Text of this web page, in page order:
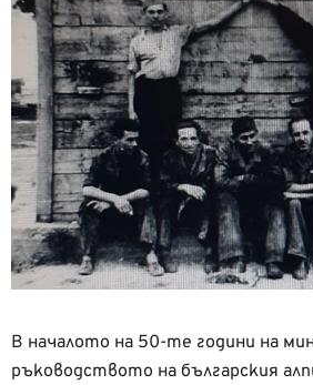
В началото на 50-те години на
ръководството на българския